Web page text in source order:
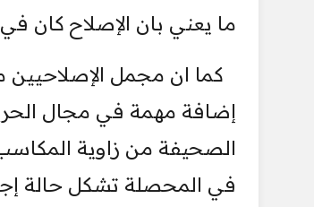
ما يعني بان الإصلاح كان
كما ان مجمل
إضافة مهمة في مجال
الصحيفة من زاوية
في المحصلة تشكل حالة